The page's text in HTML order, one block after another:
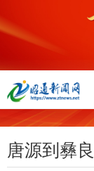
唐源到彝